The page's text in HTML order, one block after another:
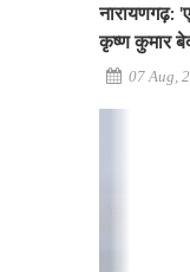
नारायणगढ़:
कृष्ण कुमार
07 Aug,